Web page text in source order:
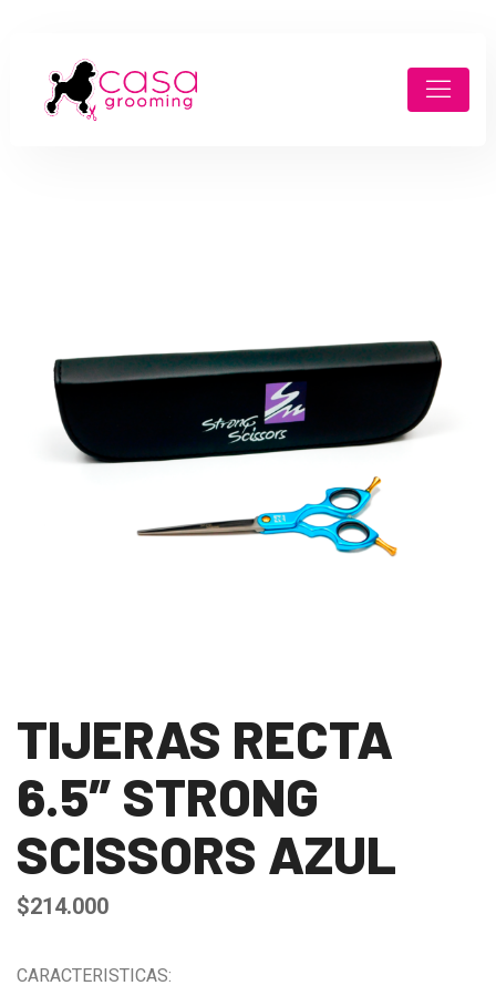
TIJERAS RECTA
6.5″ STRONG
SCISSORS AZUL
$214.000
CARACTERISTICAS: